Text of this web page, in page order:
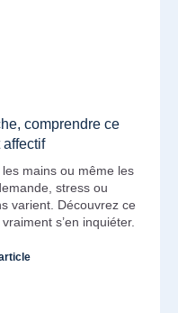
comprendre ce
mains ou même les
stress ou
varient. Découvrez ce
s’en inquiéter.